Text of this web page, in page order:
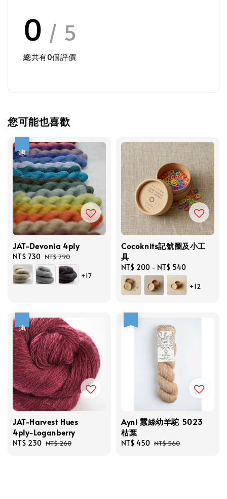
0 / 5
總共有0個評價
您可能也喜歡
JAT-Devonia 4ply
Sale
price
NT$ 730 Regular
price
NT$ 790
+17
Cocoknits記號圈及小工
具
Regular
price
NT$ 200 - NT$ 540
+12
JAT-Harvest Hues
4ply-Loganberry
Sale
NT$ 230 Regular
NT$ 260
Ayni 蠶絲幼羊駝 5023
枯葉
Sale
NT$ 450 Regular
NT$ 560